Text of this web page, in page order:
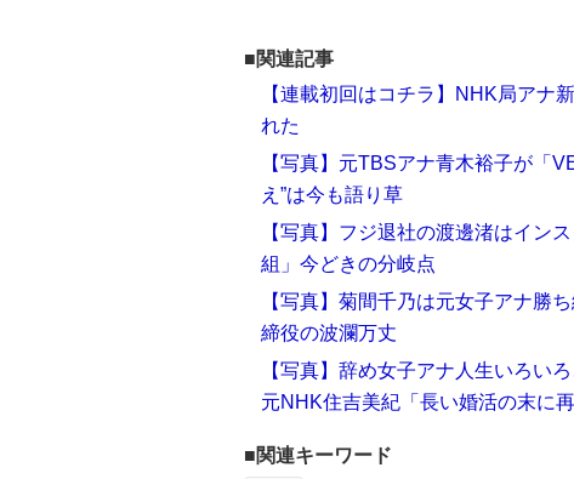
■関連記事
【連載初回はコチラ】NHK局アナ
れた
【写真】元TBSアナ青木裕子が「
え”は今も語り草
【写真】フジ退社の渡邊渚はイン
組」今どきの分岐点
【写真】菊間千乃は元女子アナ
締役の波瀾万丈
【写真】辞め女子アナ人生いろい
元NHK住吉美紀「長い婚活の末に再
■関連キーワード